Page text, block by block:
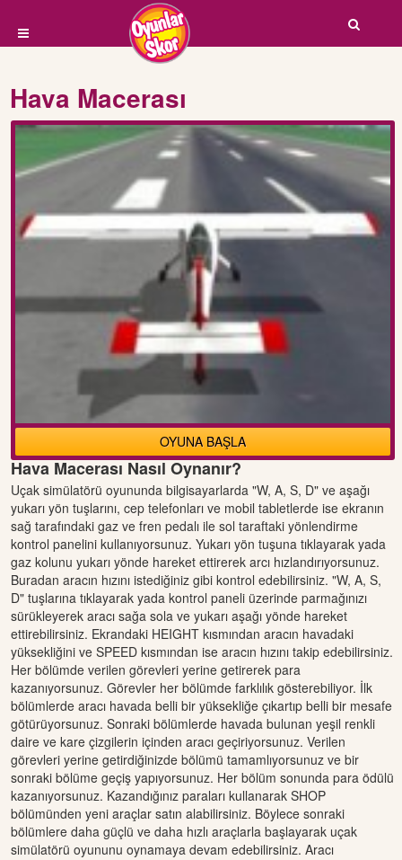
Hava Macerası
OYUNA BAŞLA
Hava Macerası Nasıl Oynanır?
Uçak simülatörü oyununda bilgisayarlarda "W, A, S, D" ve aşağı
yukarı yön tuşlarını, cep telefonları ve mobil tabletlerde ise ekranın
sağ tarafındaki gaz ve fren pedalı ile sol taraftaki yönlendirme
kontrol panelini kullanıyorsunuz. Yukarı yön tuşuna tıklayarak yada
gaz kolunu yukarı yönde hareket ettirerek arcı hızlandırıyorsunuz.
Buradan aracın hızını istediğiniz gibi kontrol edebilirsiniz. "W, A, S,
D" tuşlarına tıklayarak yada kontrol paneli üzerinde parmağınızı
sürükleyerek aracı sağa sola ve yukarı aşağı yönde hareket
ettirebilirsiniz. Ekrandaki HEIGHT kısmından aracın havadaki
yüksekliğini ve SPEED kısmından ise aracın hızını takip edebilirsiniz.
Her bölümde verilen görevleri yerine getirerek para
kazanıyorsunuz. Görevler her bölümde farklılık gösterebiliyor. İlk
bölümlerde aracı havada belli bir yüksekliğe çıkartıp belli bir mesafe
götürüyorsunuz. Sonraki bölümlerde havada bulunan yeşil renkli
daire ve kare çizgilerin içinden aracı geçiriyorsunuz. Verilen
görevleri yerine getirdiğinizde bölümü tamamlıyorsunuz ve bir
sonraki bölüme geçiş yapıyorsunuz. Her bölüm sonunda para ödülü
kazanıyorsunuz. Kazandığınız paraları kullanarak SHOP
bölümünden yeni araçlar satın alabilirsiniz. Böylece sonraki
bölümlere daha güçlü ve daha hızlı araçlarla başlayarak uçak
simülatörü oyununu oynamaya devam edebilirsiniz. Aracı